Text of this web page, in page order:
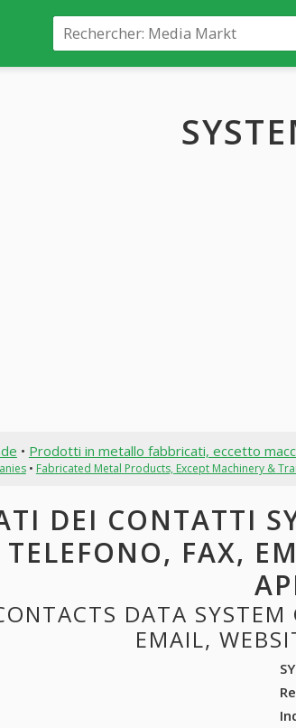
• Prodotti in metallo fabbricati, eccetto
• Fabricated Metal Products, Except Machinery &
DEI CONTATTI
TELEFONO, FAX,
DATA SYSTEM
EMAIL,